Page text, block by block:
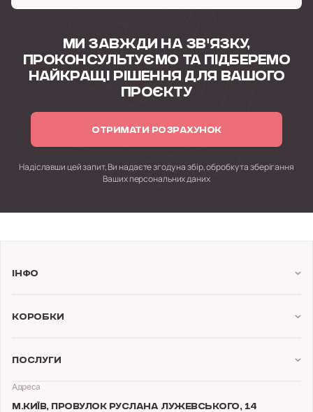
МИ ЗАВЖДИ НА ЗВ'ЯЗКУ,
ПРОКОНСУЛЬТУЄМО ТА ПІДБЕРЕМО
НАЙКРАЩІ РІШЕННЯ ДЛЯ ВАШОГО
ПРОЄКТУ
ОТРИМАТИ РОЗРАХУНОК
Надіславши цей запит, Ви надаєте згоду на збір, обробкута зберігання
Ваших персональних даних
Адреса
М.КИЇВ,ПРОВУЛОК РУСЛАНА ЛУЖЕВСЬКОГО, 14
Інфо
Коробки
Послуги